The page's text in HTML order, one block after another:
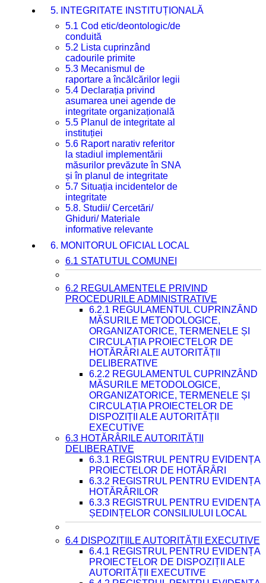
5. INTEGRITATE INSTITUȚIONALĂ
5.1 Cod etic/deontologic/de
conduită
5.2 Lista cuprinzând
cadourile primite
5.3 Mecanismul de
raportare a încălcărilor legii
5.4 Declarația privind
asumarea unei agende de
integritate organizațională
5.5 Planul de integritate al
instituției
5.6 Raport narativ referitor
la stadiul implementării
măsurilor prevăzute în SNA
și în planul de integritate
5.7 Situația incidentelor de
integritate
5.8. Studii/ Cercetări/
Ghiduri/ Materiale
informative relevante
6. MONITORUL OFICIAL LOCAL
6.1 STATUTUL COMUNEI
6.2 REGULAMENTELE PRIVIND
PROCEDURILE ADMINISTRATIVE
6.2.1 REGULAMENTUL CUPRINZÂND
MĂSURILE METODOLOGICE,
ORGANIZATORICE, TERMENELE ȘI
CIRCULAȚIA PROIECTELOR DE
HOTĂRÂRI ALE AUTORITĂȚII
DELIBERATIVE
6.2.2 REGULAMENTUL CUPRINZÂND
MĂSURILE METODOLOGICE,
ORGANIZATORICE, TERMENELE ȘI
CIRCULAȚIA PROIECTELOR DE
DISPOZIȚII ALE AUTORITĂȚII
EXECUTIVE
6.3 HOTĂRÂRILE AUTORITĂȚII
DELIBERATIVE
6.3.1 REGISTRUL PENTRU EVIDENȚA
PROIECTELOR DE HOTĂRÂRI
6.3.2 REGISTRUL PENTRU EVIDENȚA
HOTĂRÂRILOR
6.3.3 REGISTRUL PENTRU EVIDENȚA
ȘEDINȚELOR CONSILIULUI LOCAL
6.4 DISPOZIȚIILE AUTORITĂȚII EXECUTIVE
6.4.1 REGISTRUL PENTRU EVIDENȚA
PROIECTELOR DE DISPOZIȚII ALE
AUTORITĂȚII EXECUTIVE